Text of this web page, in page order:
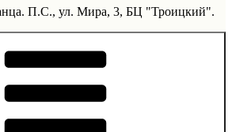
П.С., ул. Мира, 3, БЦ "Троицкий".